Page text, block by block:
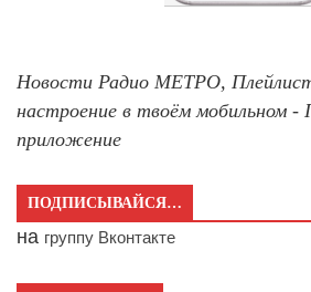
Новости Радио МЕТРО,
настроение в твоём мобильном -
приложение
ПОДПИСЫВАЙСЯ…
на группу Вконтакте